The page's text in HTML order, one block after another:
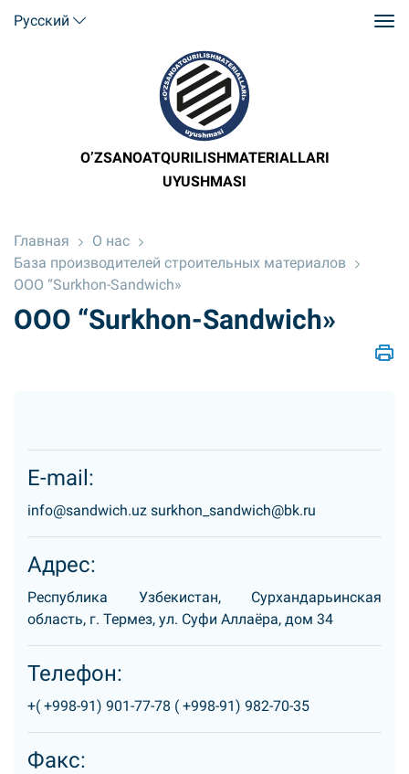
Русский
O’ZSANOATQURILISHMATERIALLARI
UYUSHMASI
Главная
О нас
База производителей строительных материалов
ООО “Surkhon-Sandwich»
ООО “Surkhon-Sandwich»
E-mail:
info@sandwich.uz surkhon_sandwich@bk.ru
Адрес:
Республика Узбекистан, Сурхандарьинская
область, г. Термез, ул. Суфи Аллаёра, дом 34
Телефон:
+( +998-91) 901-77-78 ( +998-91) 982-70-35
Факс: